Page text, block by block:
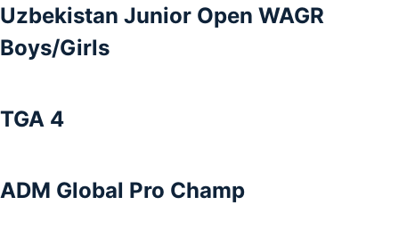
Uzbekistan Junior Open WAGR
Boys/Girls
TGA 4
ADM Global Pro Champ